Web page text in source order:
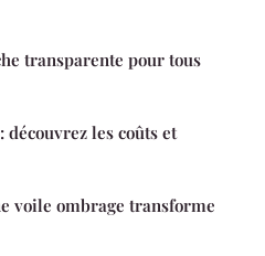
transparente pour tous
les coûts et
voile ombrage transforme